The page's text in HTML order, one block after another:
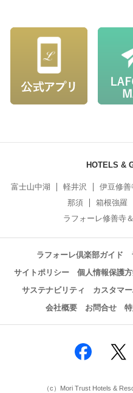
HOTELS &
富士山中湖 軽井沢 伊豆修善
那須
箱根強羅
ラフォーレ修善寺
ラフォーレ倶楽部ガイド
サイトポリシー
個人情報保護
サステナビリティ
カスタマ
会社概要
お問合せ
（c）Mori Trust Hotels &